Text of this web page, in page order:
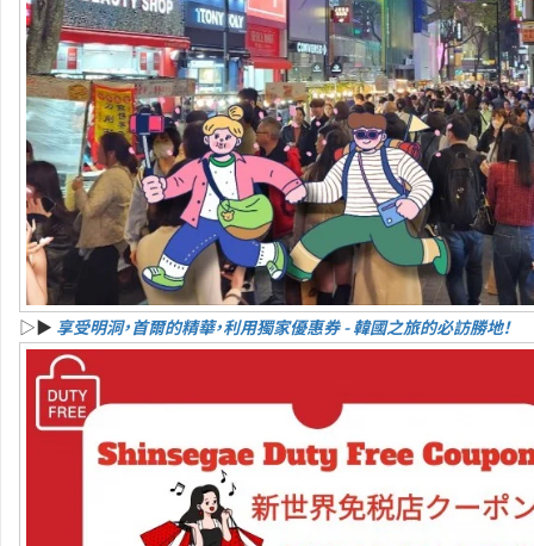
▷▶ 享受明洞，首爾的精華，利用獨家優惠券 - 韓國之旅的必訪勝地！